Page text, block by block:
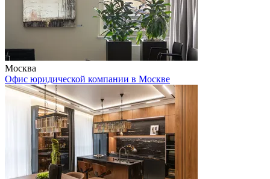
Москва
Офис юридической компании в Москве